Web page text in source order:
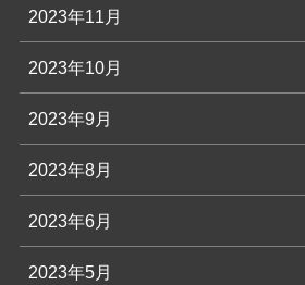
2023年11月
2023年10月
2023年9月
2023年8月
2023年6月
2023年5月